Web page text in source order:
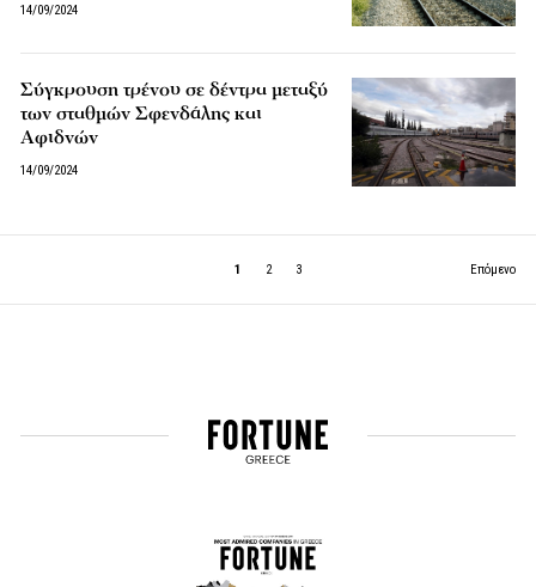
14/09/2024
Σύγκρουση τρένου σε δέντρα μεταξύ
των σταθμών Σφενδάλης και
Αφιδνών
14/09/2024
1 2 3 Επόμενο